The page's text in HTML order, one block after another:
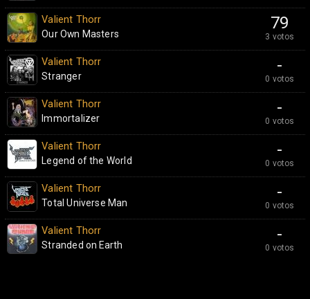
79
3 votos
Valient Thorr
Our Own Masters
-
0 votos
Valient Thorr
Stranger
-
0 votos
Valient Thorr
Immortalizer
-
0 votos
Valient Thorr
Legend of the World
-
0 votos
Valient Thorr
Total Universe Man
-
0 votos
Valient Thorr
Stranded on Earth